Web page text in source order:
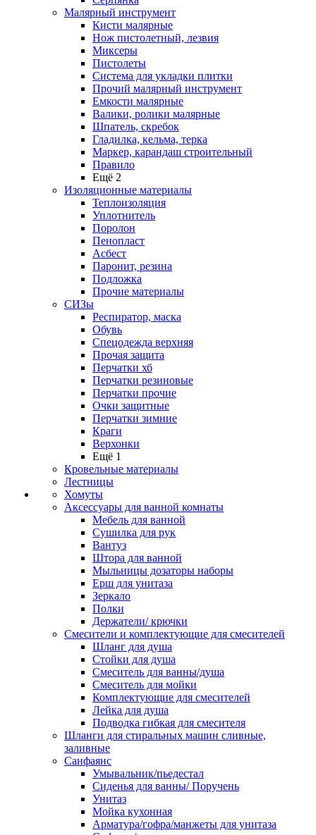
Малярный инструмент
Кисти малярные
Нож пистолетный, лезвия
Миксеры
Пистолеты
Система для укладки плитки
Прочий малярный инструмент
Емкости малярные
Валики, ролики малярные
Шпатель, скребок
Гладилка, кельма, терка
Маркер, карандаш строительный
Правило
Ещё 2
Изоляционные материалы
Теплоизоляция
Уплотнитель
Поролон
Пенопласт
Асбест
Паронит, резина
Подложка
Прочие материалы
СИЗы
Респиратор, маска
Обувь
Спецодежда верхняя
Прочая защита
Перчатки хб
Перчатки резиновые
Перчатки прочие
Очки защитные
Перчатки зимние
Краги
Верхонки
Ещё 1
Кровельные материалы
Лестницы
Хомуты
Аксессуары для ванной комнаты
Мебель для ванной
Сушилка для рук
Вантуз
Штора для ванной
Мыльницы дозаторы наборы
Ерш для унитаза
Зеркало
Полки
Держатели/ крючки
Смесители и комплектующие для смесителей
Шланг для душа
Стойки для душа
Смеситель для ванны/душа
Смеситель для мойки
Комплектующие для смесителей
Лейка для душа
Подводка гибкая для смесителя
Шланги для стиральных машин сливные,
заливные
Санфаянс
Умывальник/пьедестал
Сиденья для ванны/ Поручень
Унитаз
Мойка кухонная
Арматура/гофра/манжеты для унитаза